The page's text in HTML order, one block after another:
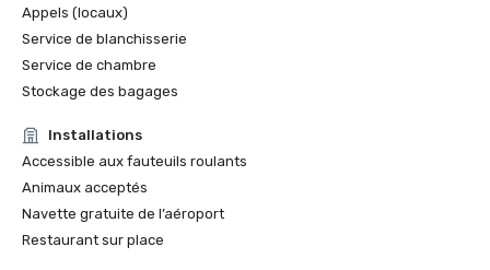
Appels (locaux)
Service de blanchisserie
Service de chambre
Stockage des bagages
Installations
Accessible aux fauteuils roulants
Animaux acceptés
Navette gratuite de l’aéroport
Restaurant sur place